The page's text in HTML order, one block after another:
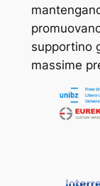
supportino
massime